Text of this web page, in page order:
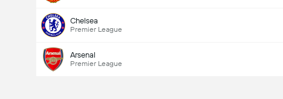
Chelsea
Premier League
Arsenal
Premier League